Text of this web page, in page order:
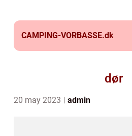
CAMPING-VORBASSE.dk
dør
20 may 2023 admin